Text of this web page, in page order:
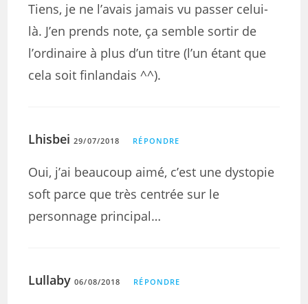
Tiens, je ne l’avais jamais vu passer celui-
là. J’en prends note, ça semble sortir de
l’ordinaire à plus d’un titre (l’un étant que
cela soit finlandais ^^).
Lhisbei 29/07/2018 RÉPONDRE
Oui, j’ai beaucoup aimé, c’est une dystopie
soft parce que très centrée sur le
personnage principal…
Lullaby 06/08/2018 RÉPONDRE